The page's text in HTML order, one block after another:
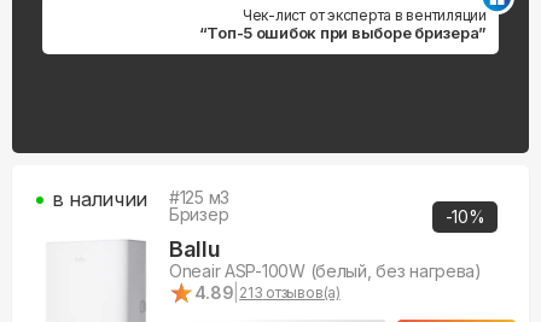
-10%
#125 м3
Бризер
Ballu
Oneair ASP-100W (белый, без нагрева)
★
★4.89 213 отзывов(а)
в наличии
Чек-лист от эксперта в вентиляции
“Топ-5 ошибок при выборе бризера”